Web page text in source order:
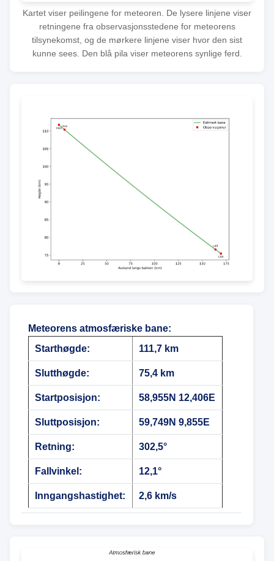
Kartet viser peilingene for meteoren. De lysere linjene viser
retningene fra observasjonsstedene for meteorens
tilsynekomst, og de mørkere linjene viser hvor den sist
kunne sees. Den blå pila viser meteorens synlige ferd.
Meteorens atmosfæriske bane:
Starthøgde:
111,7 km
Slutthøgde: 75,4 km
Startposisjon: 58,955N 12,406E
Sluttposisjon: 59,749N 9,855E
Retning: 302,5°
Fallvinkel: 12,1°
Inngangshastighet: 2,6 km/s